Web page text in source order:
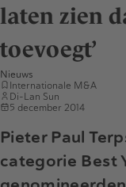
laten zien
toevoegt’
Nieuws
Internationale M&A
Di-Lan Sun
5 december 2014
Pieter Paul
categorie Best